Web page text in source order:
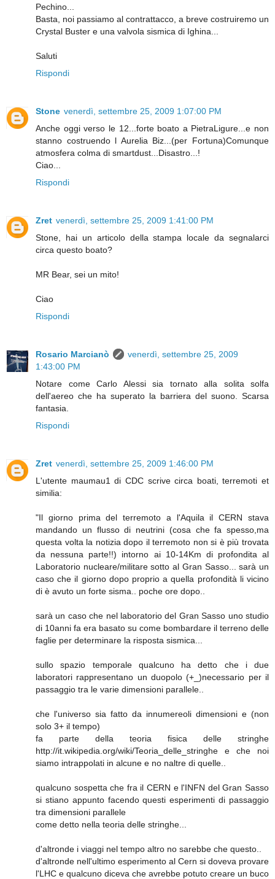
Pechino...
Basta, noi passiamo al contrattacco, a breve costruiremo un
Crystal Buster e una valvola sismica di Ighina...
Saluti
Rispondi
Stone venerdì, settembre 25, 2009 1:07:00 PM
Anche oggi verso le 12...forte boato a PietraLigure...e non
stanno costruendo l Aurelia Biz...(per Fortuna)Comunque
atmosfera colma di smartdust...Disastro...!
Ciao...
Rispondi
Zret venerdì, settembre 25, 2009 1:41:00 PM
Stone, hai un articolo della stampa locale da segnalarci
circa questo boato?
MR Bear, sei un mito!
Ciao
Rispondi
Rosario Marcianò
venerdì, settembre 25, 2009
1:43:00 PM
Notare come Carlo Alessi sia tornato alla solita solfa
dell'aereo che ha superato la barriera del suono. Scarsa
fantasia.
Rispondi
Zret venerdì, settembre 25, 2009 1:46:00 PM
L'utente maumau1 di CDC scrive circa boati, terremoti et
similia:
"Il giorno prima del terremoto a l'Aquila il CERN stava
mandando un flusso di neutrini (cosa che fa spesso,ma
questa volta la notizia dopo il terremoto non si è più trovata
da nessuna parte!!) intorno ai 10-14Km di profondita al
Laboratorio nucleare/militare sotto al Gran Sasso... sarà un
caso che il giorno dopo proprio a quella profondità li vicino
di è avuto un forte sisma.. poche ore dopo..
sarà un caso che nel laboratorio del Gran Sasso uno studio
di 10anni fa era basato su come bombardare il terreno delle
faglie per determinare la risposta sismica...
sullo spazio temporale qualcuno ha detto che i due
laboratori rappresentano un duopolo (+_)necessario per il
passaggio tra le varie dimensioni parallele..
che l'universo sia fatto da innumereoli dimensioni e (non
solo 3+ il tempo)
fa parte della teoria fisica delle stringhe
http://it.wikipedia.org/wiki/Teoria_delle_stringhe e che noi
siamo intrappolati in alcune e no naltre di quelle..
qualcuno sospetta che fra il CERN e l'INFN del Gran Sasso
si stiano appunto facendo questi esperimenti di passaggio
tra dimensioni parallele
come detto nella teoria delle stringhe...
d'altronde i viaggi nel tempo altro no sarebbe che questo..
d'altronde nell'ultimo esperimento al Cern si doveva provare
l'LHC e qualcuno diceva che avrebbe potuto creare un buco